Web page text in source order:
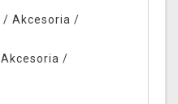
/ Akcesoria /
Akcesoria /